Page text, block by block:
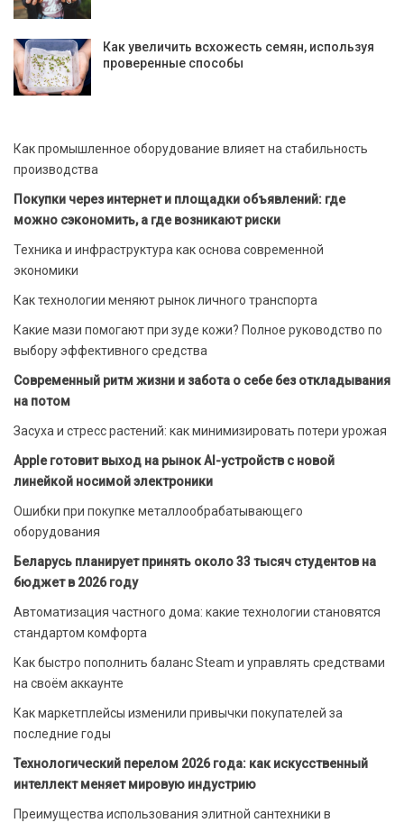
Как увеличить всхожесть семян, используя
проверенные способы
Как промышленное оборудование влияет на стабильность
производства
Покупки через интернет и площадки объявлений: где
можно сэкономить, а где возникают риски
Техника и инфраструктура как основа современной
экономики
Как технологии меняют рынок личного транспорта
Какие мази помогают при зуде кожи? Полное руководство по
выбору эффективного средства
Современный ритм жизни и забота о себе без откладывания
на потом
Засуха и стресс растений: как минимизировать потери урожая
Apple готовит выход на рынок AI-устройств с новой
линейкой носимой электроники
Ошибки при покупке металлообрабатывающего
оборудования
Беларусь планирует принять около 33 тысяч студентов на
бюджет в 2026 году
Автоматизация частного дома: какие технологии становятся
стандартом комфорта
Как быстро пополнить баланс Steam и управлять средствами
на своём аккаунте
Как маркетплейсы изменили привычки покупателей за
последние годы
Технологический перелом 2026 года: как искусственный
интеллект меняет мировую индустрию
Преимущества использования элитной сантехники в